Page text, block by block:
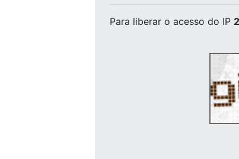
Para liberar o acesso do IP